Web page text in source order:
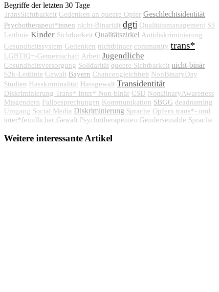
Begriffe der letzten 30 Tage
TransSichtbarkeit Gedenken an queere Opfer Geschlechtsidentität
Psychotherapeut*innen nicht-Binarität dgti Qualitätsmanagement S3
Leitlinie Kinder Sichtbarkeit Qualitätszirkel Antidiskriminierung
Gesundheitssystem Gedenken nichtbinaer community trans*
LGBTIQ+-Gemeinschaft Arbeit Jugendliche
Gesundheitsversorgung Solidarität queere Sichtbarkeit nicht-binär
S2k-Leitlinie Gewalt Bayern Chancengleichheit NonBinaryDay
Studien Hasskriminalität Hassgewalt Transidentität
Diskriminierung Trans* Inter* Non-binär CSD NonBinaryAwareness
Misgendern Fallbesprechungen Kommunikation SBGG deadnaming
Umgang Social Media Diskriminierung Sprache Opfern trans*- und
inter*feindlicher Gewalt Psychotherapeuten Gendersensible Sprache
Weitere interessante Artikel